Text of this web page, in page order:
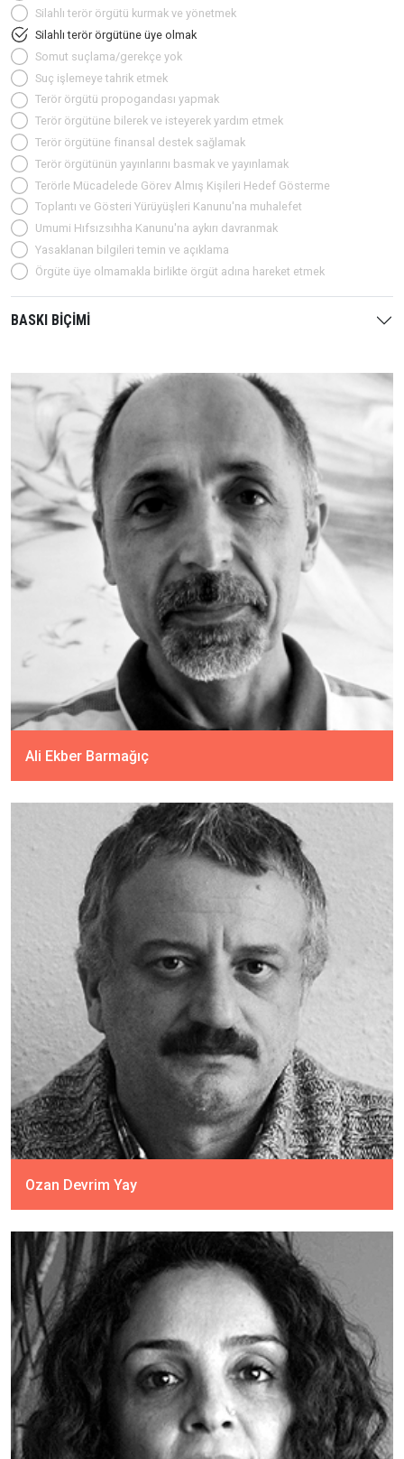
Silahlı terör örgütü kurmak ve yönetmek
Silahlı terör örgütüne üye olmak
Somut suçlama/gerekçe yok
Suç işlemeye tahrik etmek
Terör örgütü propogandası yapmak
Terör örgütüne bilerek ve isteyerek yardım etmek
Terör örgütüne finansal destek sağlamak
Terör örgütünün yayınlarını basmak ve yayınlamak
Terörle Mücadelede Görev Almış Kişileri Hedef Gösterme
Toplantı ve Gösteri Yürüyüşleri Kanunu'na muhalefet
Umumi Hıfsızsıhha Kanunu'na aykırı davranmak
Yasaklanan bilgileri temin ve açıklama
Örgüte üye olmamakla birlikte örgüt adına hareket etmek
BASKI BİÇİMİ
Ali Ekber Barmağıç
Ozan Devrim Yay